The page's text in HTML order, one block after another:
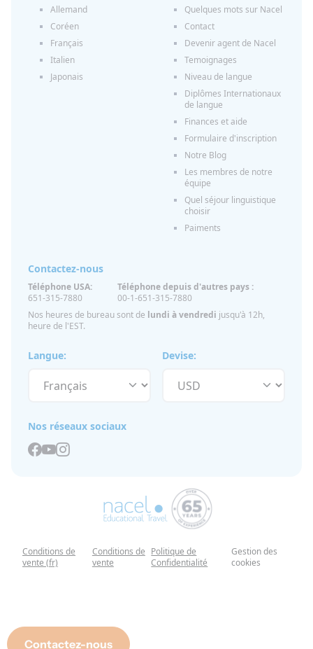
Allemand
Coréen
Français
Italien
Japonais
Quelques mots sur Nacel
Contact
Devenir agent de Nacel
Temoignages
Niveau de langue
Diplômes Internationaux
de langue
Finances et aide
Formulaire d'inscription
Notre Blog
Les membres de notre
équipe
Quel séjour linguistique
choisir
Paiments
Langue: Devise:
Contactez-nous
Téléphone USA:
651-315-7880
Téléphone depuis d'autres pays :
00-1-651-315-7880
Nos heures de bureau sont de lundi à vendredi jusqu'à 12h,
heure de l'EST.
Nos réseaux sociaux
Conditions de
vente (fr)
Conditions de
vente
Politique de
Confidentialité
Gestion des
cookies
Contactez-nous